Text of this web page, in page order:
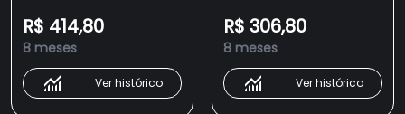
Feminino 75ml
R$ 414,80
8 meses
Ver histórico
Fougére Amadeirado
90ml
R$ 306,80
8 meses
Ver histórico